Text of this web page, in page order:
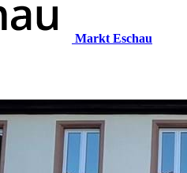
Markt Eschau